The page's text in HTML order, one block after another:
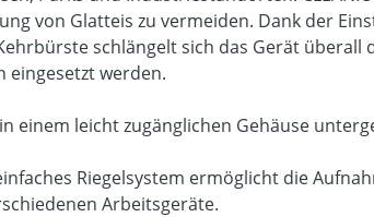
von Glatteis zu vermeiden. Dank der
schlängelt sich das Gerät
eingesetzt werden.
einem leicht zugänglichen Gehäuse
Riegelsystem ermöglicht die
Arbeitsgeräte.